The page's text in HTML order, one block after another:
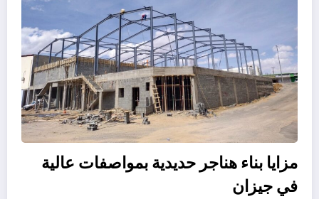
مزايا بناء هناجر حديدية بمواصفات عالية
في جيزان